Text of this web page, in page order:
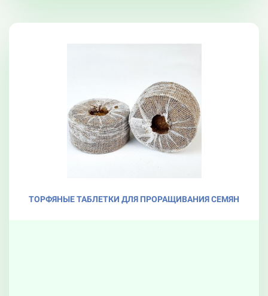
ТОРФЯНЫЕ ТАБЛЕТКИ ДЛЯ ПРОРАЩИВАНИЯ СЕМЯН